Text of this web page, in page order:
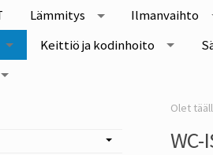
Lämmitys
Ilmanvaihto
Keittiö ja kodinhoito
WC-